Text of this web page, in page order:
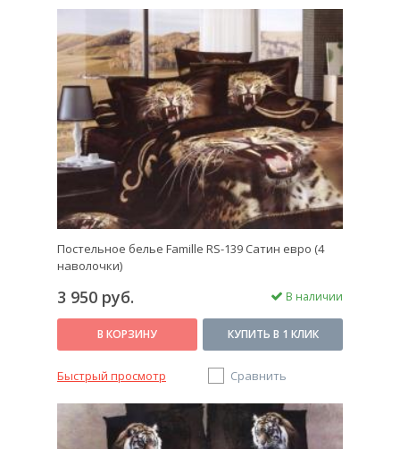
Постельное белье Famille RS-139 Сатин евро (4
наволочки)
3 950 руб. В наличии
В КОРЗИНУ КУПИТЬ В 1 КЛИК
Быстрый просмотр Сравнить